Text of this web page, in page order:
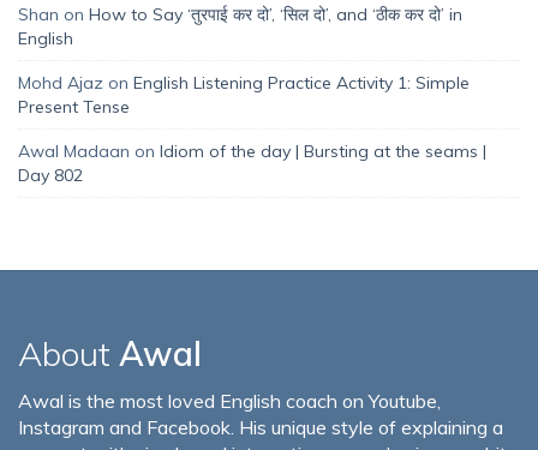
Shan on How to Say ‘तुरपाई कर दो’, ‘सिल दो’, and ‘ठीक कर दो’ in
English
Mohd Ajaz on English Listening Practice Activity 1: Simple
Present Tense
Awal Madaan on Idiom of the day | Bursting at the seams |
Day 802
About Awal
Awal is the most loved English coach on Youtube,
Instagram and Facebook. His unique style of explaining a